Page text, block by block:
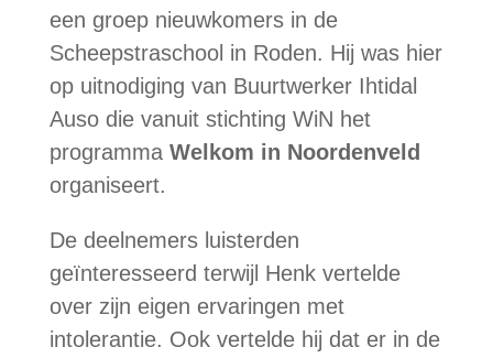
een groep nieuwkomers in de
Scheepstraschool in Roden. Hij was hier
op uitnodiging van Buurtwerker Ihtidal
Auso die vanuit stichting WiN het
programma Welkom in Noordenveld
organiseert.
De deelnemers luisterden
geïnteresseerd terwijl Henk vertelde
over zijn eigen ervaringen met
intolerantie. Ook vertelde hij dat er in de